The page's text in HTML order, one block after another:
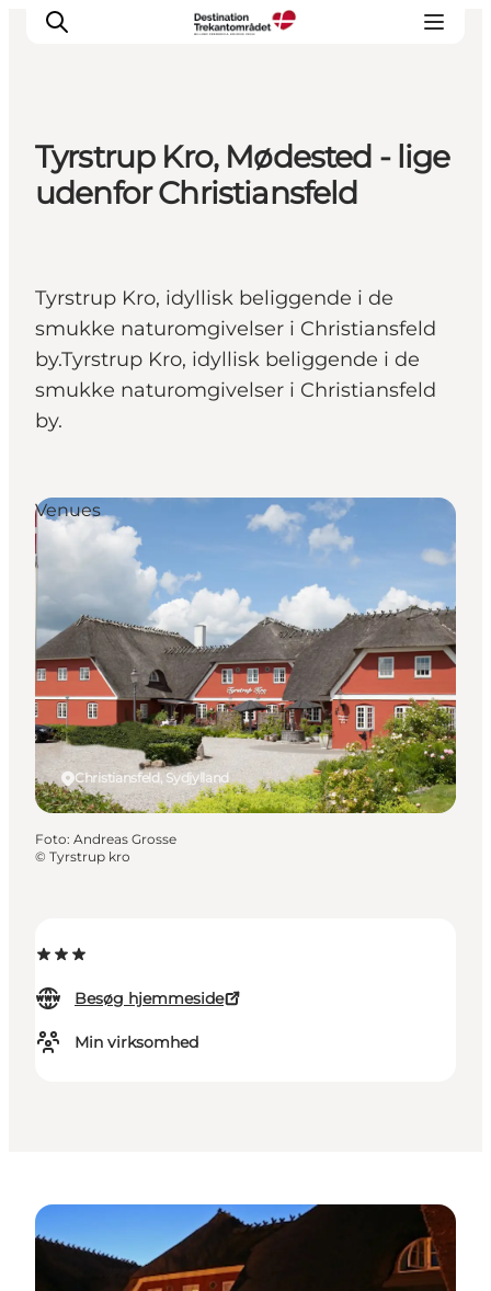
LEGOLAND® Billund Resort
Planlæg din rejse
Køb
Tyrstrup Kro, Mødested - lige
udenfor Christiansfeld
Tyrstrup Kro, idyllisk beliggende i de
smukke naturomgivelser i Christiansfeld
by.Tyrstrup Kro, idyllisk beliggende i de
smukke naturomgivelser i Christiansfeld
by.
Besøg hjemmeside
Min virksomhed
Christiansfeld, Sydjylland
Venues
Foto: Andreas Grosse
© Tyrstrup kro